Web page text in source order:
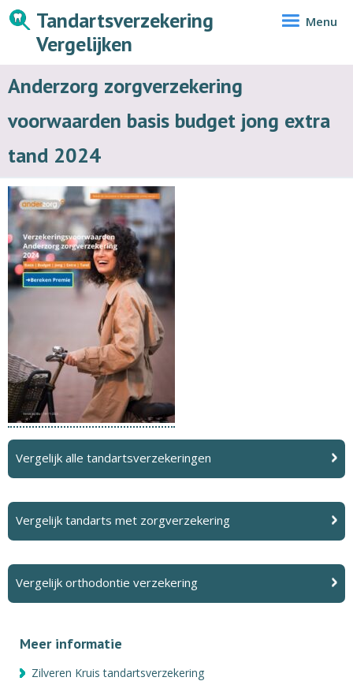
Tandartsverzekering
Vergelijken
Menu
Anderzorg zorgverzekering
voorwaarden basis budget jong extra
tand 2024
Vergelijk alle tandartsverzekeringen
Vergelijk tandarts met zorgverzekering
Vergelijk orthodontie verzekering
Meer informatie
Zilveren Kruis tandartsverzekering